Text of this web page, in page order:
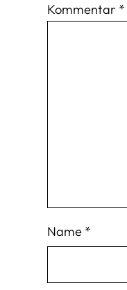
Kommentar *
Name *